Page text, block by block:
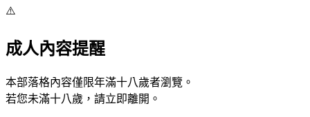
⚠️
成人內容提醒
本部落格內容僅限年滿十八歲者瀏覽。
若您未滿十八歲，請立即離開。